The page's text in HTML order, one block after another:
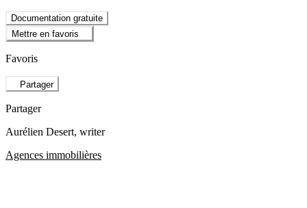
Documentation gratuite
Mettre en favoris
Favoris
Partager
Partager
Aurélien Desert, writer
Agences immobilières